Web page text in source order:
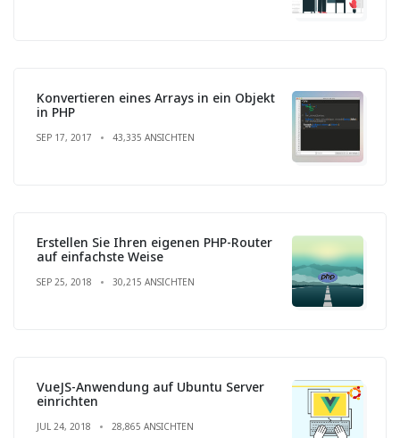
Konvertieren eines Arrays in ein Objekt
in PHP
SEP 17, 2017 43,335 ANSICHTEN
Erstellen Sie Ihren eigenen PHP-Router
auf einfachste Weise
SEP 25, 2018 30,215 ANSICHTEN
VueJS-Anwendung auf Ubuntu Server
einrichten
JUL 24, 2018 28,865 ANSICHTEN